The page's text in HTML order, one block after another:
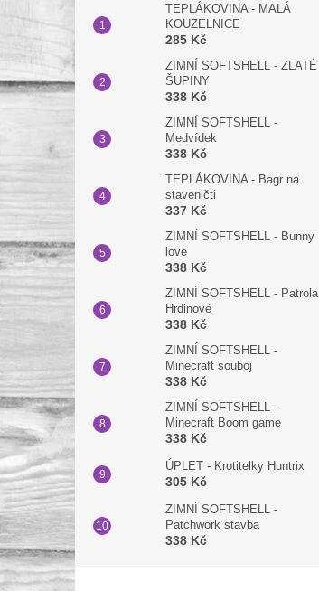
TEPLÁKOVINA - MALÁ
KOUZELNICE
285 Kč
ZIMNÍ SOFTSHELL - ZLATÉ
ŠUPINY
338 Kč
ZIMNÍ SOFTSHELL -
Medvídek
338 Kč
TEPLÁKOVINA - Bagr na
staveničti
337 Kč
ZIMNÍ SOFTSHELL - Bunny
love
338 Kč
ZIMNÍ SOFTSHELL - Patrola
Hrdinové
338 Kč
ZIMNÍ SOFTSHELL -
Minecraft souboj
338 Kč
ZIMNÍ SOFTSHELL -
Minecraft Boom game
338 Kč
ÚPLET - Krotitelky Huntrix
305 Kč
ZIMNÍ SOFTSHELL -
Patchwork stavba
338 Kč
Z